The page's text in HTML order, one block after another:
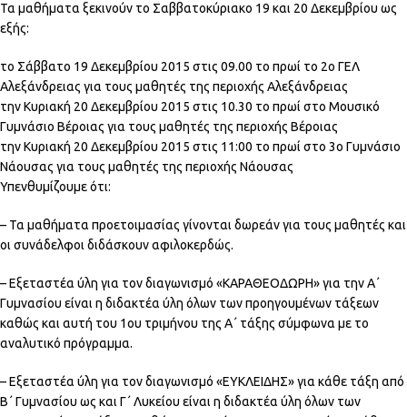
Τα μαθήματα ξεκινούν το Σαββατοκύριακο 19 και 20 Δεκεμβρίου ως
εξής:
το Σάββατο 19 Δεκεμβρίου 2015 στις 09.00 το πρωί το 2ο ΓΕΛ
Αλεξάνδρειας για τους μαθητές της περιοχής Αλεξάνδρειας
την Κυριακή 20 Δεκεμβρίου 2015 στις 10.30 το πρωί στο Μουσικό
Γυμνάσιο Βέροιας για τους μαθητές της περιοχής Βέροιας
την Κυριακή 20 Δεκεμβρίου 2015 στις 11:00 το πρωί στο 3ο Γυμνάσιο
Νάουσας για τους μαθητές της περιοχής Νάουσας
Υπενθυμίζουμε ότι:
– Τα μαθήματα προετοιμασίας γίνονται δωρεάν για τους μαθητές και
οι συνάδελφοι διδάσκουν αφιλοκερδώς.
– Εξεταστέα ύλη για τον διαγωνισμό «ΚΑΡΑΘΕΟΔΩΡΗ» για την Α΄
Γυμνασίου είναι η διδακτέα ύλη όλων των προηγουμένων τάξεων
καθώς και αυτή του 1ου τριμήνου της Α΄ τάξης σύμφωνα με το
αναλυτικό πρόγραμμα.
– Εξεταστέα ύλη για τον διαγωνισμό «ΕΥΚΛΕΙΔΗΣ» για κάθε τάξη από
Β΄ Γυμνασίου ως και Γ΄ Λυκείου είναι η διδακτέα ύλη όλων των